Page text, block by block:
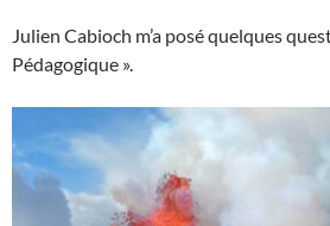
Julien Cabioch m’a posé quelques
Pédagogique ».